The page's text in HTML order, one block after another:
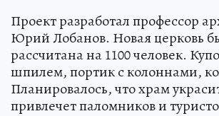
Проект разработал профессор
Юрий Лобанов. Новая церковь
рассчитана на 1100 человек.
шпилем, портик с колоннами,
Планировалось, что храм
привлечет паломников и